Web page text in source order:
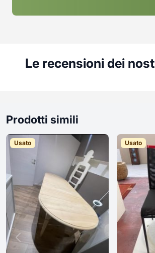
Le recensioni dei
Prodotti simili
Usato Usato